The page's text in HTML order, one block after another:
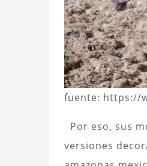
fuente: https://
Por eso, sus
versiones